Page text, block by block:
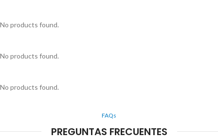
No products found.
No products found.
No products found.
FAQs
PREGUNTAS FRECUENTES